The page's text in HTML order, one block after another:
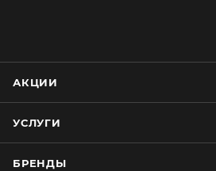
АКЦИИ
УСЛУГИ
БРЕНДЫ